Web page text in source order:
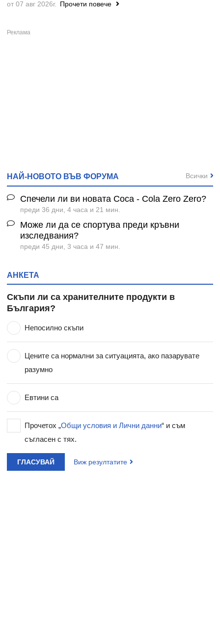
от 07 авг 2026г. Прочети повече
НАЙ-НОВОТО ВЪВ ФОРУМА
Спечели ли ви новата Coca - Cola Zero Zero?
преди 36 дни, 4 часа и 21 мин.
Може ли да се спортува преди кръвни
изследвания?
преди 45 дни, 3 часа и 47 мин.
Всички
АНКЕТА
Скъпи ли са хранителните продукти в
България?
Непосилно скъпи
Цените са нормални за ситуацията, ако пазарувате
разумно
Евтини са
Прочетох „Общи условия и Лични данни“ и съм
съгласен с тях.
ГЛАСУВАЙ Виж резултатите